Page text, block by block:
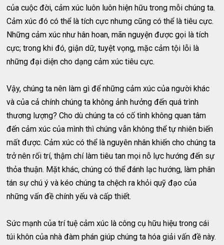
của cuộc đời, cảm xúc luôn luôn hiện hữu trong mỗi chúng ta.
Cảm xúc đó có thể là tích cực nhưng cũng có thể là tiêu cực.
Những cảm xúc như hân hoan, mãn nguyện được gọi là tích
cực; trong khi đó, giận dữ, tuyệt vọng, mặc cảm tội lỗi là
những đại diện cho dạng cảm xúc tiêu cực.
Vậy, chúng ta nên làm gì để những cảm xúc của người khác
và của cả chính chúng ta không ảnh hưởng đến quá trình
thương lượng? Cho dù chúng ta có cố tình không quan tâm
đến cảm xúc của mình thì chúng vẫn không thể tự nhiên biến
mất được. Cảm xúc có thể là nguyên nhân khiến cho chúng ta
trở nên rối trí, thậm chí làm tiêu tan mọi nỗ lực hướng đến sự
thỏa thuận. Mặt khác, chúng có thể đánh lạc hướng, làm phân
tán sự chú ý và kéo chúng ta chệch ra khỏi quỹ đạo của
những vấn đề chính yếu và cấp thiết.
Sức mạnh của trí tuệ cảm xúc là công cụ hữu hiệu trong cái
túi khôn của nhà đàm phán giúp chúng ta hóa giải vấn đề này.